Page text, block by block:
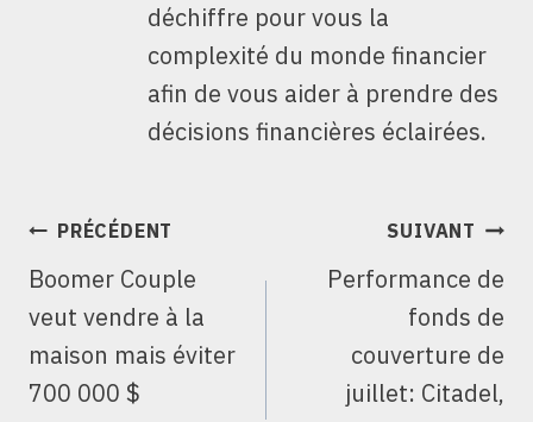
déchiffre pour vous la
complexité du monde financier
afin de vous aider à prendre des
décisions financières éclairées.
NAVIGATION
L’ARTICLE
PRÉCÉDENT
Boomer Couple
veut vendre à la
maison mais éviter
700 000 $
SUIVANT
Performance de
fonds de
couverture de
juillet: Citadel,